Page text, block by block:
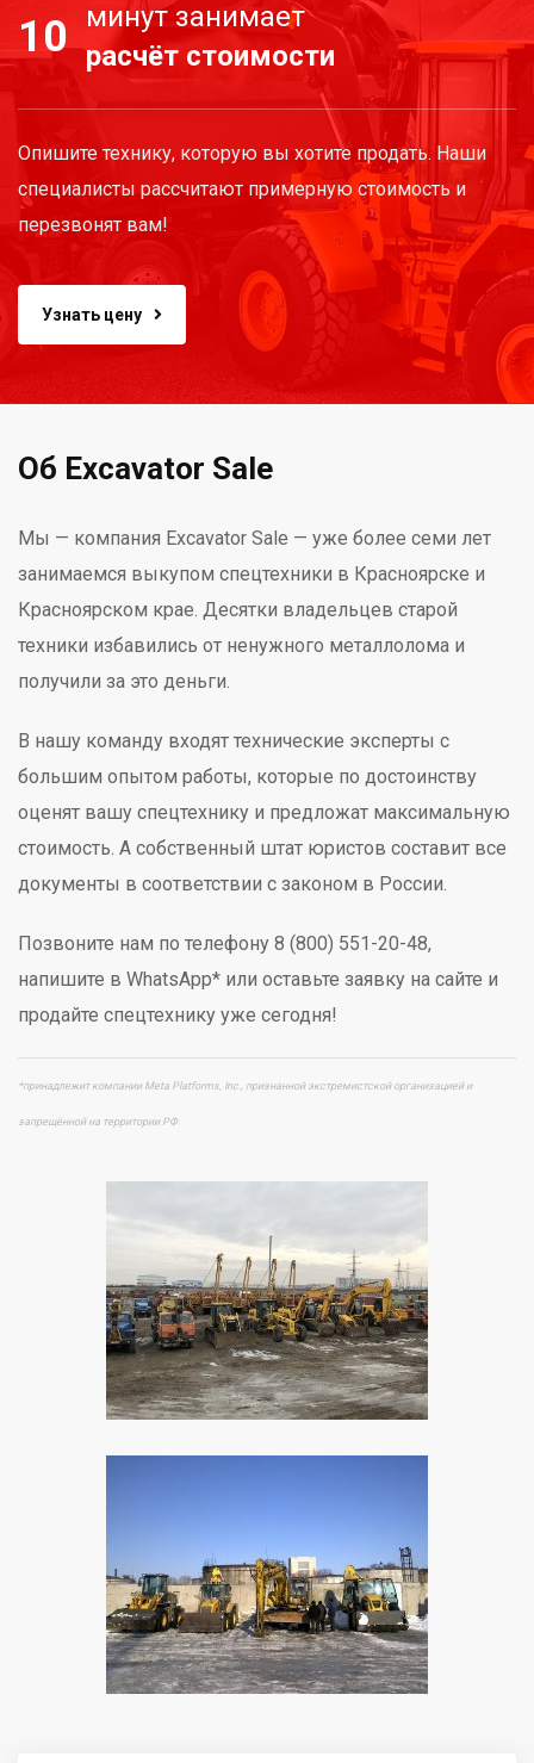
10
минут занимает
расчёт стоимости
Опишите технику, которую вы хотите продать. Наши
специалисты рассчитают примерную стоимость и
перезвонят вам!
Узнать цену
Об Excavator Sale
Мы — компания Excavator Sale — уже более семи лет
занимаемся выкупом спецтехники в Красноярске и
Красноярском крае. Десятки владельцев старой
техники избавились от ненужного металлолома и
получили за это деньги.
В нашу команду входят технические эксперты с
большим опытом работы, которые по достоинству
оценят вашу спецтехнику и предложат максимальную
стоимость. А собственный штат юристов составит все
документы в соответствии с законом в России.
Позвоните нам по телефону 8 (800) 551-20-48,
напишите в WhatsApp* или оставьте заявку на сайте и
продайте спецтехнику уже сегодня!
*принадлежит компании Meta Platforms, Inc., признанной экстремистской организацией и
запрещённой на территории РФ